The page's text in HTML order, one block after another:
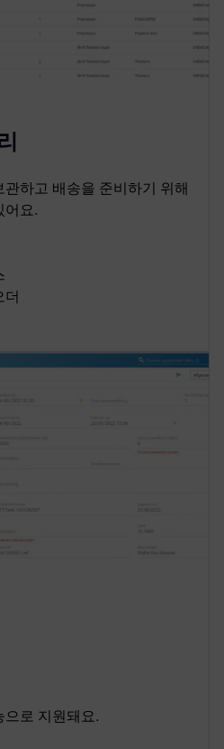
하고 배송을 준비하기 위해
어요.
더
으로 지원돼요.